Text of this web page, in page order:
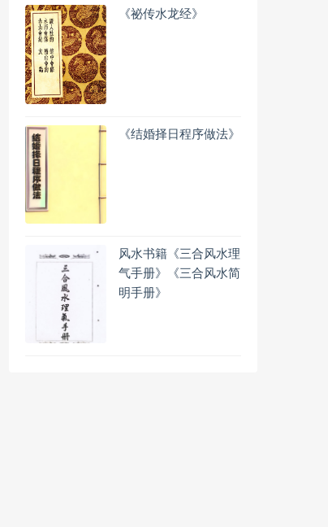
《祕传水龙经》
《结婚择日程序做法》
风水书籍《三合风水理
气手册》《三合风水简
明手册》